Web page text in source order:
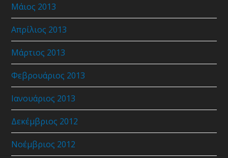
Μάιος 2013
Απρίλιος 2013
Μάρτιος 2013
Φεβρουάριος 2013
Ιανουάριος 2013
Δεκέμβριος 2012
Νοέμβριος 2012